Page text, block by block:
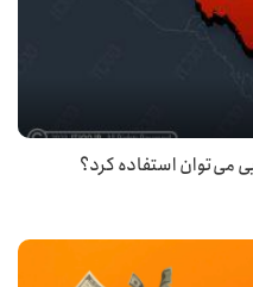
می‌توان استفاده کرد؟